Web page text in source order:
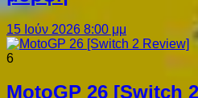
15 Ιούν 2026 8:00 μμ
6
MotoGP 26 [Switch